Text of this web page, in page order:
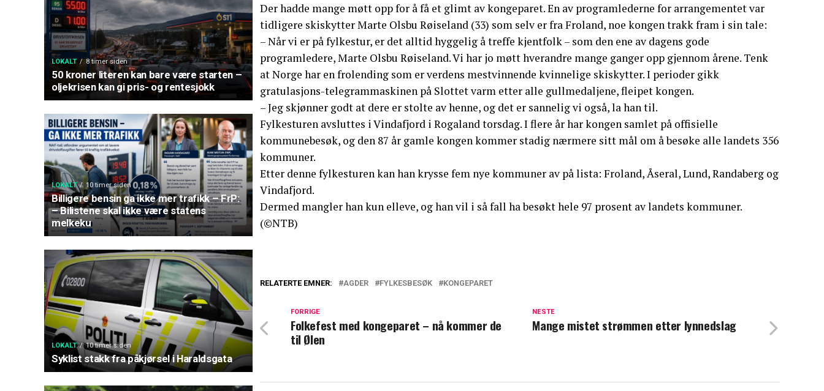
LOKALT 8 timer siden
50 kroner literen kan bare være starten –
oljekrisen kan gi pris- og rentesjokk
LOKALT 10 timer siden
Billigere bensin ga ikke mer trafikk – FrP:
– Bilistene skal ikke være statens
melkeku
LOKALT 10 timer siden
Syklist stakk fra påkjørsel i Haraldsgata
Der hadde mange møtt opp for å få et glimt av kongeparet. En av programlederne for arrangementet var
tidligere skiskytter Marte Olsbu Røiseland (33) som selv er fra Froland, noe kongen trakk fram i sin tale:
– Når vi er på fylkestur, er det alltid hyggelig å treffe kjentfolk – som den ene av dagens gode
programledere, Marte Olsbu Røiseland. Vi har jo møtt hverandre mange ganger opp gjennom årene. Tenk
at Norge har en frolending som er verdens mestvinnende kvinnelige skiskytter. I perioder gikk
gratulasjons-telegrammaskinen på Slottet varm etter alle gullmedaljene, fleipet kongen.
– Jeg skjønner godt at dere er stolte av henne, og det er sannelig vi også, la han til.
Fylkesturen avsluttes i Vindafjord i Rogaland torsdag. I flere år har kongen samlet på offisielle
kommunebesøk, og den 87 år gamle kongen kommer stadig nærmere sitt mål om å besøke alle landets 356
kommuner.
Etter denne fylkesturen kan han krysse fem nye kommuner av på lista: Froland, Åseral, Lund, Randaberg og
Vindafjord.
Dermed mangler han kun elleve, og han vil i så fall ha besøkt hele 97 prosent av landets kommuner.
(©NTB)
RELATERTE EMNER: AGDER FYLKESBESØK KONGEPARET
NESTE
Mange mistet strømmen etter lynnedslag
FORRIGE
Folkefest med kongeparet – nå kommer de
til Ølen